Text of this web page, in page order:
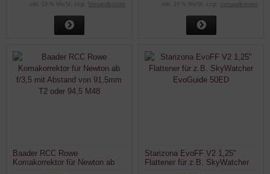
inkl. 19 % MwSt. zzgl. Versandkosten inkl. 19 % MwSt. zzgl. Versandkosten
Baader RCC Rowe
Komakorrektor für Newton ab
Starizona EvoFF V2 1,25"
Flattener für z.B. SkyWatcher